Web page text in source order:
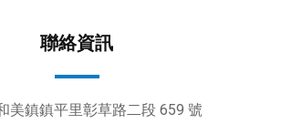
聯絡資訊
美鎮鎮平里彰草路二段 659 號